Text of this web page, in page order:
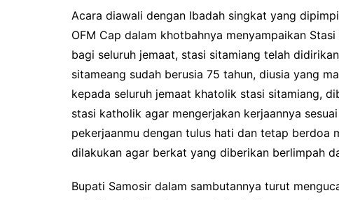
k
p
Acara diawali dengan Ibadah singkat yang
OFM Cap dalam khotbahnya menyampaikan
bagi seluruh jemaat, stasi sitamiang telah
sitameang sudah berusia 75 tahun, diusia yang
kepada seluruh jemaat khatolik stasi sitamiang,
stasi katholik agar mengerjakan kerjaannya
pekerjaanmu dengan tulus hati dan tetap berdoa
dilakukan agar berkat yang diberikan berlimpah
Bupati Samosir dalam sambutannya turut